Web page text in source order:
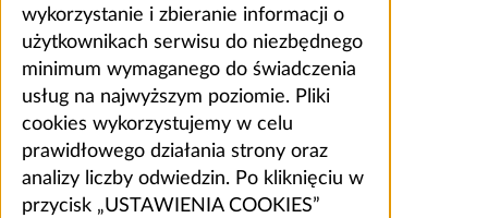
wykorzystanie i zbieranie informacji o
użytkownikach serwisu do niezbędnego
minimum wymaganego do świadczenia
usług na najwyższym poziomie. Pliki
cookies wykorzystujemy w celu
prawidłowego działania strony oraz
analizy liczby odwiedzin. Po kliknięciu w
przycisk „USTAWIENIA COOKIES”